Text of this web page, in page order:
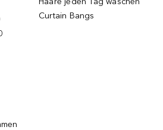
Curtain Bangs